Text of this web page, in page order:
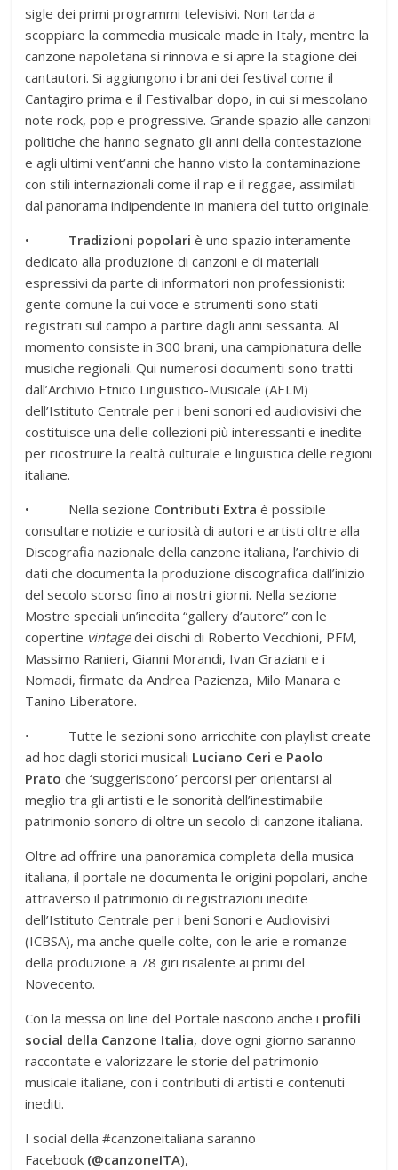
sigle dei primi programmi televisivi. Non tarda a
scoppiare la commedia musicale made in Italy, mentre la
canzone napoletana si rinnova e si apre la stagione dei
cantautori. Si aggiungono i brani dei festival come il
Cantagiro prima e il Festivalbar dopo, in cui si mescolano
note rock, pop e progressive. Grande spazio alle canzoni
politiche che hanno segnato gli anni della contestazione
e agli ultimi vent’anni che hanno visto la contaminazione
con stili internazionali come il rap e il reggae, assimilati
dal panorama indipendente in maniera del tutto originale.
• Tradizioni popolari è uno spazio interamente
dedicato alla produzione di canzoni e di materiali
espressivi da parte di informatori non professionisti:
gente comune la cui voce e strumenti sono stati
registrati sul campo a partire dagli anni sessanta. Al
momento consiste in 300 brani, una campionatura delle
musiche regionali. Qui numerosi documenti sono tratti
dall’Archivio Etnico Linguistico-Musicale (AELM)
dell’Istituto Centrale per i beni sonori ed audiovisivi che
costituisce una delle collezioni più interessanti e inedite
per ricostruire la realtà culturale e linguistica delle regioni
italiane.
• Nella sezione Contributi Extra è possibile
consultare notizie e curiosità di autori e artisti oltre alla
Discografia nazionale della canzone italiana, l’archivio di
dati che documenta la produzione discografica dall’inizio
del secolo scorso fino ai nostri giorni. Nella sezione
Mostre speciali un’inedita “gallery d’autore” con le
copertine vintagedei dischi di Roberto Vecchioni, PFM,
Massimo Ranieri, Gianni Morandi, Ivan Graziani e i
Nomadi, firmate da Andrea Pazienza, Milo Manara e
Tanino Liberatore.
• Tutte le sezioni sono arricchite con playlist create
ad hoc dagli storici musicali Luciano Ceri e Paolo
Prato che ‘suggeriscono’ percorsi per orientarsi al
meglio tra gli artisti e le sonorità dell’inestimabile
patrimonio sonoro di oltre un secolo di canzone italiana.
Oltre ad offrire una panoramica completa della musica
italiana, il portale ne documenta le origini popolari, anche
attraverso il patrimonio di registrazioni inedite
dell’Istituto Centrale per i beni Sonori e Audiovisivi
(ICBSA), ma anche quelle colte, con le arie e romanze
della produzione a 78 giri risalente ai primi del
Novecento.
Con la messa on line del Portale nascono anche i profili
social della Canzone Italia, dove ogni giorno saranno
raccontate e valorizzare le storie del patrimonio
musicale italiane, con i contributi di artisti e contenuti
inediti.
I social della #canzoneitaliana saranno
Facebook (@canzoneITA),